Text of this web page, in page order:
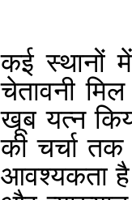
कई स्थानों
चेतावनी
खूब यत्न
की चर्चा
आवश्यकता